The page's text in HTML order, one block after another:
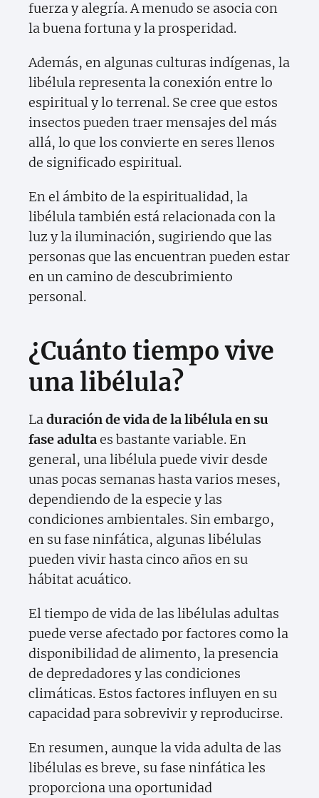
fuerza y alegría. A menudo se asocia con
la buena fortuna y la prosperidad.
Además, en algunas culturas indígenas, la
libélula representa la conexión entre lo
espiritual y lo terrenal. Se cree que estos
insectos pueden traer mensajes del más
allá, lo que los convierte en seres llenos
de significado espiritual.
En el ámbito de la espiritualidad, la
libélula también está relacionada con la
luz y la iluminación, sugiriendo que las
personas que las encuentran pueden estar
en un camino de descubrimiento
personal.
¿Cuánto tiempo vive
una libélula?
Laduración de vida de la libélula en su
fase adultaes bastante variable. En
general, una libélula puede vivir desde
unas pocas semanas hasta varios meses,
dependiendo de la especie y las
condiciones ambientales. Sin embargo,
en su fase ninfática, algunas libélulas
pueden vivir hasta cinco años en su
hábitat acuático.
El tiempo de vida de las libélulas adultas
puede verse afectado por factores como la
disponibilidad de alimento, la presencia
de depredadores y las condiciones
climáticas. Estos factores influyen en su
capacidad para sobrevivir y reproducirse.
En resumen, aunque la vida adulta de las
libélulas es breve, su fase ninfática les
proporciona una oportunidad